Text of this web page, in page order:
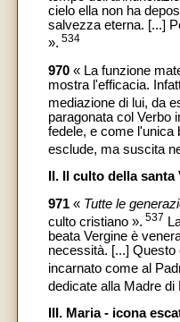
cielo ella non ha
salvezza eterna. [...]
». 534
970 « La funzione
mostra l'efficacia.
mediazione di lui, da
paragonata col Verbo
fedele, e come l'unica
esclude, ma suscita
II. Il culto della santa
971 « Tutte le
culto cristiano ». 537
beata Vergine è
necessità. [...] Questo
incarnato come al
dedicate alla Madre di
III. Maria - icona